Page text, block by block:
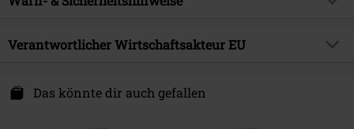
Erstickungsgefahr wegen verschluckbarer Kleinteile!
Verantwortlicher Wirtschaftsakteur EU
Zuidplein 36
Das könnte dir auch gefallen